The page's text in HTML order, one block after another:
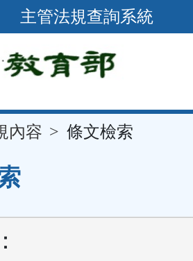
主管法規查詢系統
內容 條文檢索